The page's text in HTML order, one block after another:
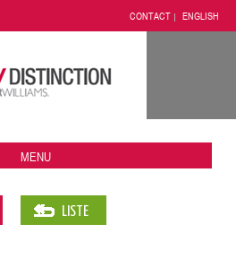
CONTACT ENGLISH
MENU
LISTE